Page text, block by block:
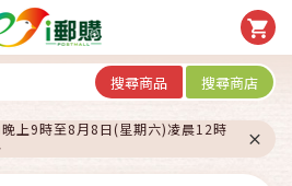
搜尋商品 搜尋商店
上9時至8月8日(星期六)凌晨12時